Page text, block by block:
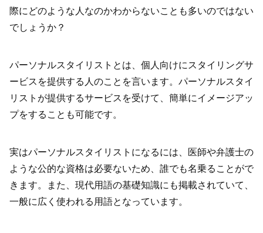
際にどのような人なのかわからないことも多いのではない
でしょうか？
パーソナルスタイリストとは、個人向けにスタイリングサ
ービスを提供する人のことを言います。パーソナルスタイ
リストが提供するサービスを受けて、簡単にイメージアッ
プをすることも可能です。
実はパーソナルスタイリストになるには、医師や弁護士の
ような公的な資格は必要ないため、誰でも名乗ることがで
きます。また、現代用語の基礎知識にも掲載されていて、
一般に広く使われる用語となっています。